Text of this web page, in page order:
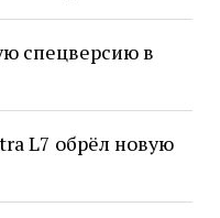
спецверсию в
L7 обрёл новую